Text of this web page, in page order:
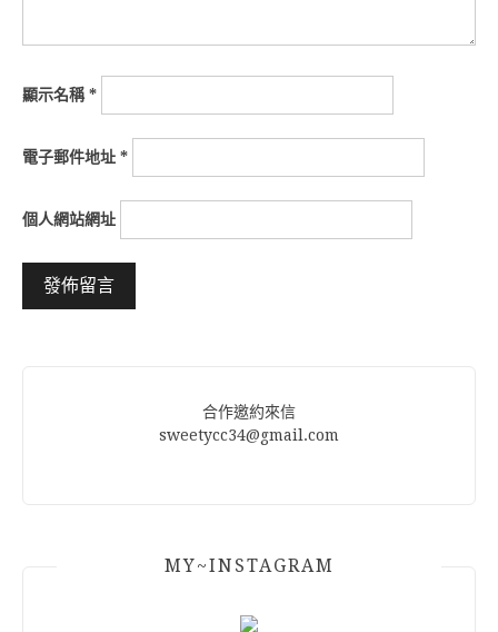
顯示名稱*
電子郵件地址 *
個人網站網址
合作邀約來信
sweetycc34@gmail.com
MY~INSTAGRAM